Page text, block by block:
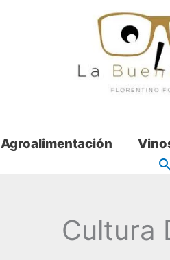
Agroalimentación
Cultura